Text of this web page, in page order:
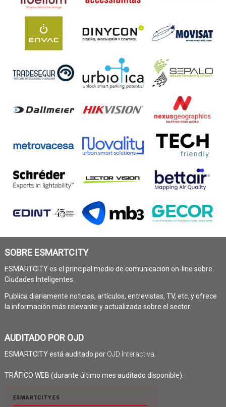
SOBRE ESMARTCITY
ESMARTCITY es el principal medio de comunicación on-line sobre
Ciudades Inteligentes.
Publica diariamente noticias, artículos, entrevistas, TV, etc. y ofrece
la información más relevante y actualizada sobre el sector.
AUDITADO POR OJD
ESMARTCITY está auditado por OJD Interactiva
TRÁFICO WEB (durante último mes auditado disponible):